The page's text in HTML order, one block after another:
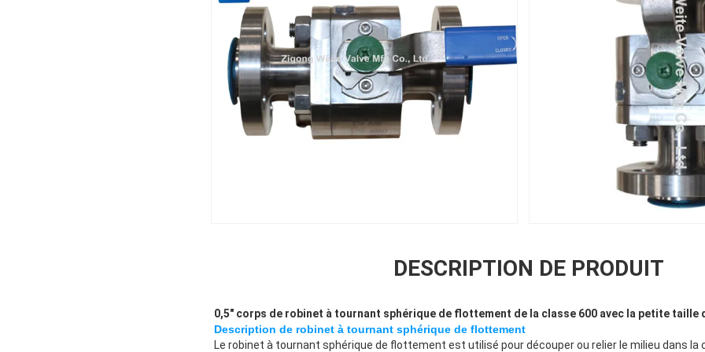
DESCRIPTION DE PRODUIT
0,5" corps de robinet à tournant sphérique de flottement de la classe 600 avec la petite taille
Description de robinet à tournant sphérique de flottement
Le robinet à tournant sphérique de flottement est utilisé pour découper ou relier le milieu dans la